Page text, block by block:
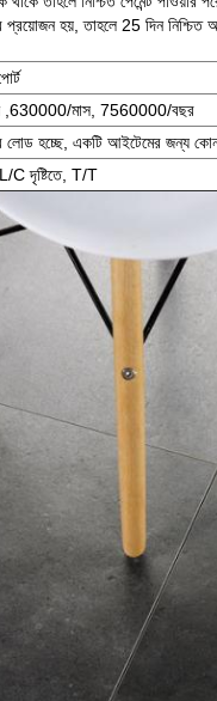
প্রয়োজন হয়, তাহলে 25 দিন
,630000/মাস, 7560000/বছর
লোড হচ্ছে, একটি আইটেমের জন্য
L/C দৃষ্টিতে, T/T